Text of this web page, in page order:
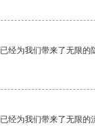
经为我们带来了无限的
经为我们带来了无限的